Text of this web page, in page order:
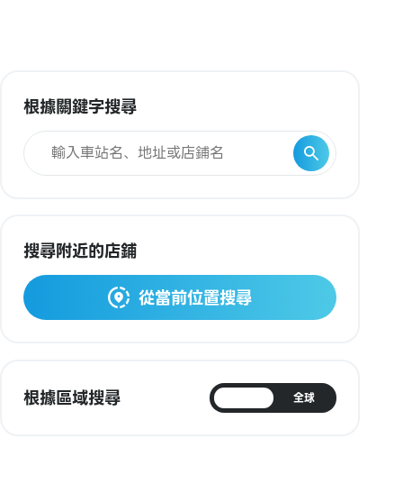
根據關鍵字搜尋
搜尋附近的店鋪
從當前位置搜尋
根據區域搜尋 全球